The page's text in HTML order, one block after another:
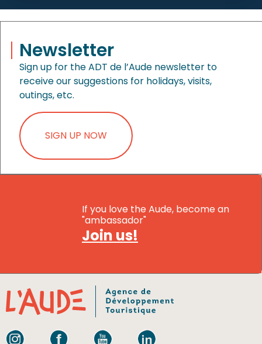
Newsletter
Sign up for the ADT de l’Aude newsletter to
receive our suggestions for holidays, visits,
outings, etc.
SIGN UP NOW
If you love the Aude, become an
"ambassador"
Join us!